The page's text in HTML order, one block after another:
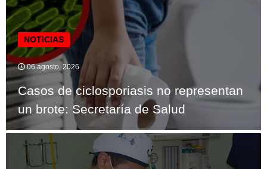
NOTICIAS
06 agosto, 2026
Casos de ciclosporiasis no representan
un brote: Secretaría de Salud